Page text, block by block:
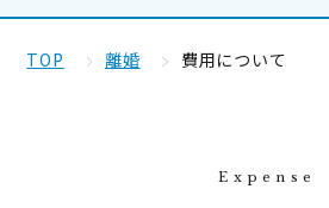
TOP 離婚 費用について